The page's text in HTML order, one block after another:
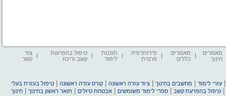
מאמרים
חינוך
מאמרים
כללים
פיזיותרפיה
פרטית
תוכנות
לימוד
טיפול בהפרעות
קשב וריכוז
צור
קשר
עזרי לימוד מחשבים בחינוך |ציוד עזרה ראשונה |קורס עזרה ראשונה |טיפול בעזרת בעלי
|טיפול בהפרעת קשב |ספרי לימוד משומשים |אבטחת טיולים תואר ראשון בחינוך |חינוך